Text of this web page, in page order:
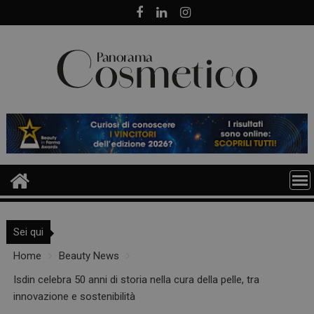
to
Sei qui
Home
Beauty News
Isdin celebra 50 anni di storia nella cura della pelle, tra
innovazione e sostenibilità